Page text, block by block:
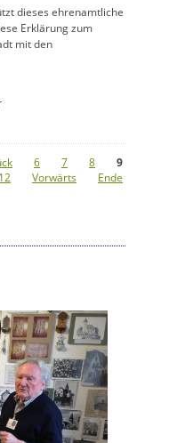
dieses ehrenamtliche
Erklärung zum
mit den
6 7 8
9
12 Vorwärts Ende